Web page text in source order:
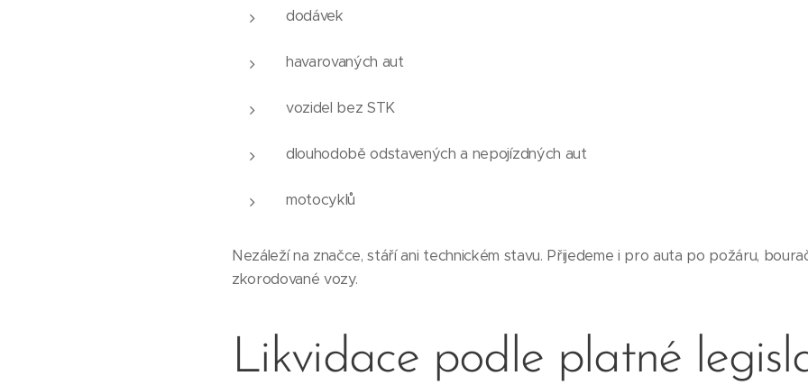
dodávek
havarovaných aut
vozidel bez STK
dlouhodobě odstavených a nepojízdných aut
motocyklů
Nezáleží na značce, stáří ani technickém stavu. Přijedeme i pro auta po požáru,
zkorodované vozy.
Likvidace podle platné